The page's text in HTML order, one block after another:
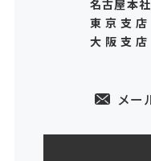
名古屋本社
東京支店
大阪支店
メー